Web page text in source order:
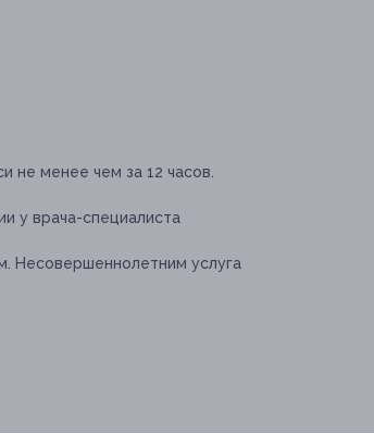
не менее чем за 12 часов.
у врача-специалиста
Несовершеннолетним услуга